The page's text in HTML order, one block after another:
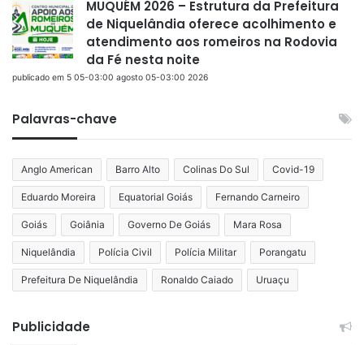
MUQUÉM 2026 – Estrutura da Prefeitura
de Niquelândia oferece acolhimento e
atendimento aos romeiros na Rodovia
da Fé nesta noite
publicado em 5 05-03:00 agosto 05-03:00 2026
Palavras-chave
Anglo American Barro Alto Colinas Do Sul Covid-19
Eduardo Moreira Equatorial Goiás Fernando Carneiro
Goiás Goiânia Governo De Goiás Mara Rosa
Niquelândia Polícia Civil Polícia Militar Porangatu
Prefeitura De Niquelândia Ronaldo Caiado Uruaçu
Publicidade